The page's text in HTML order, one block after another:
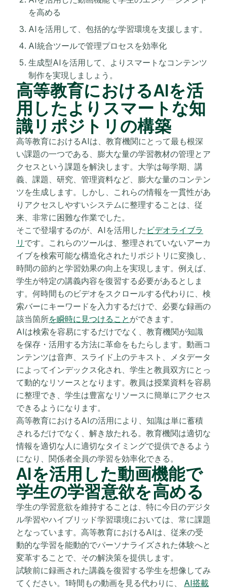
を高める
AIを活用して、包括的な学習環境を支援します。
AI統合ツールで管理プロセスを効率化
生成型AIを活用して、よりスマートなコンテンツ
制作を実現しましょう。
高等教育におけるAIを活
用したよりスマートな知
識リポジトリの構築
高等教育におけるAIは、教育機関にとって最も根深
い課題の一つである、膨大な量の学習教材の管理とア
クセスという課題を解決します。大学は毎学期、講
義、課題、研究、管理資料など、膨大な量のコンテン
ツを生成します。しかし、これらの情報を一貫性があ
りアクセスしやすいシステムに整理することは、従
来、非常に困難な作業でした。
そこで登場するのが、AIを活用した ビデオライブラ
リ です。これらのツールは、整理されていないアーカ
イブを検索可能な構造化されたリポジトリに変換し、
時間の節約と学習効果の向上を実現します。例えば、
学生が特定の講義内容を復習する必要があるとしま
す。何時間ものビデオをスクロールする代わりに、検
索バーにキーワードを入力するだけで、必要な録画の
該当箇所を瞬時に見つけること ができます。
AIは検索を容易にするだけでなく、教育機関が知識
を保存・活用する方法に革命をもたらします。動画コ
ンテンツは音声、スライド上のテキスト、メタデータ
によってインデックス化され、学生と教員双方にとっ
て動的なリソースとなります。教員は授業資料を容易
に整理でき、学生は豊富なリソースに簡単にアクセス
できるようになります。
高等教育におけるAIの活用により、知識は単に蓄積
されるだけでなく、解き放たれる。教育機関は適切な
情報を適切な人に適切なタイミングで提供できるよう
になり、関係者全員の学習を効率化できる。
AIを活用した動画機能で
学生の学習意欲を高める
学生の学習意欲を維持することは、特に今日のデジタ
ル学習やハイブリッド学習環境においては、常に課題
となっています。高等教育におけるAIは、従来の受
動的な学習を能動的でパーソナライズされた体験へと
変革することで、その解決策を提供します。
試験前に録画された講義を復習する学生を想像してみ
てください。1時間もの動画を見る代わりに、 AI搭載